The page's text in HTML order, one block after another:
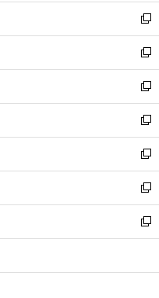
く
ン
ド
ウ
で
開
く
ウ
ィ
ン
ド
ウ
で
開
く
し
い
ウ
ィ
ン
ド
ウ
で
開
く
新
し
い
ウ
ィ
ン
ド
ウ
で
開
く
新
し
い
ウ
ィ
ン
ド
ウ
で
開
く
新
し
い
ウ
ィ
ン
ド
ウ
で
開
新
し
い
ウ
ィ
ン
ド
ウ
開
新
し
い
ウ
ィ
ン
ウ
新
し
い
ウ
ン
新
し
ウ